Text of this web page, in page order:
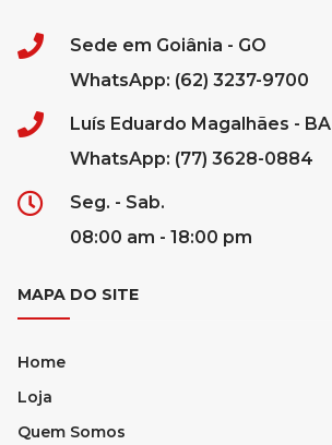
Sede em Goiânia - GO
WhatsApp: (62) 3237-9700
Luís Eduardo Magalhães - BA
WhatsApp: (77) 3628-0884
Seg. - Sab.
08:00 am - 18:00 pm
MAPA DO SITE
Home
Loja
Quem Somos